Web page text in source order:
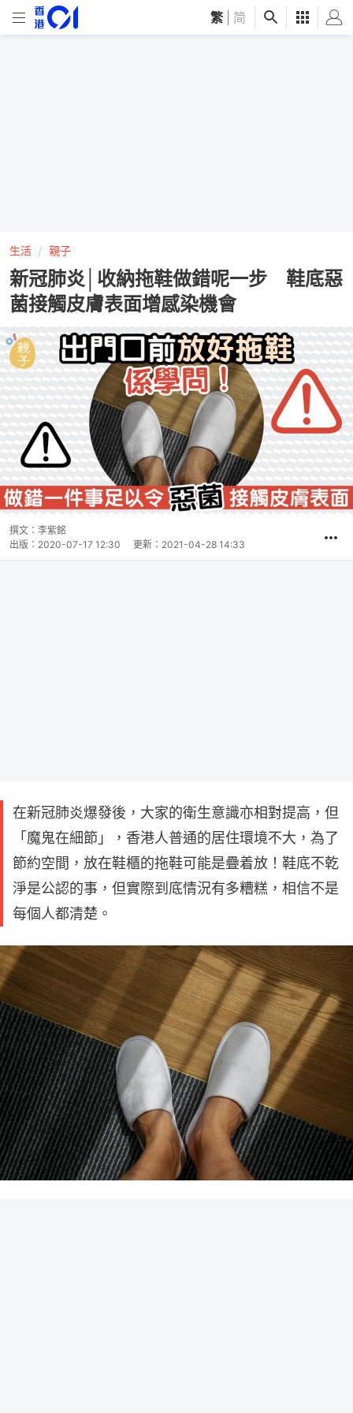
繁 简
生活 親子
新冠肺炎│收納拖鞋做錯呢一步 鞋底惡
菌接觸皮膚表面增感染機會
撰文： 李紫銘
出版： 2020-07-17 12:30 更新： 2021-04-28 14:33
在新冠肺炎爆發後，大家的衛生意識亦相對提高，但
「魔鬼在細節」，香港人普通的居住環境不大，為了
節約空間，放在鞋櫃的拖鞋可能是疊着放！鞋底不乾
淨是公認的事，但實際到底情況有多糟糕，相信不是
每個人都清楚。